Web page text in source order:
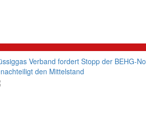
Verband fordert Stopp der BEHG-
den Mittelstand